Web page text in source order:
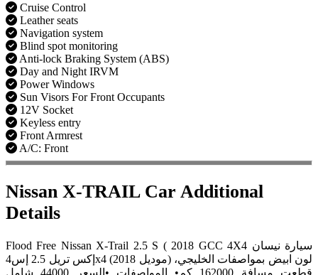
Cruise Control
Leather seats
Navigation system
Blind spot monitoring
Anti-lock Braking System (ABS)
Day and Night IRVM
Power Windows
Sun Visors For Front Occupants
12V Socket
Keyless entry
Front Armrest
A/C: Front
Nissan X-TRAIL Car Additional
Details
Flood Free Nissan X-Trail 2.5 S ( 2018 GCC 4X4 سيارة نيسان
إكس تريل 2.5 إس4x4 (موديل 2018) لون ابيض بمواصفات الخليجي،